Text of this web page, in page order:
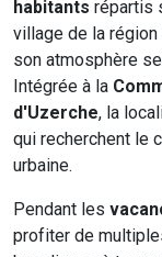
habitants répartis
village de la région
son atmosphère
Intégrée à la
d'Uzerche, la
qui recherchent le
urbaine.
Pendant les
profiter de